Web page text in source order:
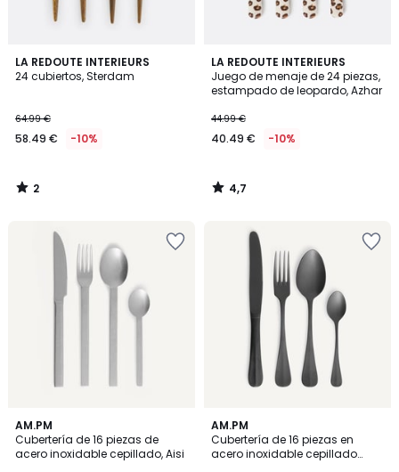
LA REDOUTE INTERIEURS
24 cubiertos, Sterdam
64.99 €
58.49 € -10%
2
/
2
/
LA REDOUTE INTERIEURS
Juego de menaje de 24 piezas,
estampado de leopardo, Azhar
44.99 €
40.49 € -10%
4,7
/ 5
4,7
/
AM.PM
Cubertería de 16 piezas de
acero inoxidable cepillado, Aisi
2
/
5
AM.PM
Cubertería de 16 piezas en
acero inoxidable cepillado